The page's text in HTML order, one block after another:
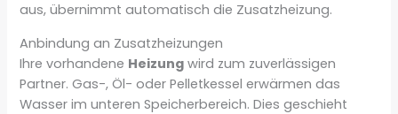
aus, übernimmt automatisch die Zusatzheizung.
Anbindung an Zusatzheizungen
Ihre vorhandene Heizung wird zum zuverlässigen
Partner. Gas-, Öl- oder Pelletkessel erwärmen das
Wasser im unteren Speicherbereich. Dies geschieht